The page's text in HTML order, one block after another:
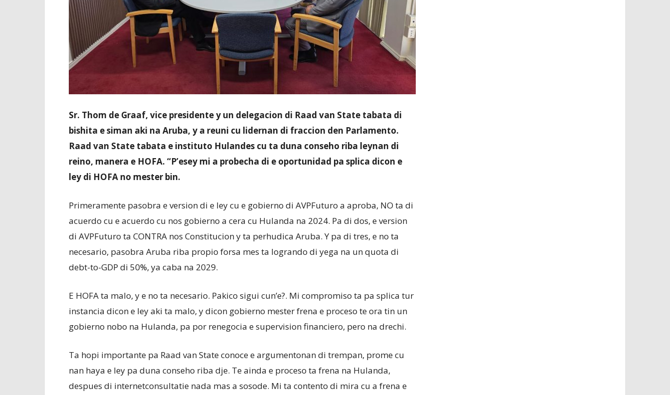
Sr. Thom de Graaf, vice presidente y un delegacion di Raad van State tabata di
bishita e siman aki na Aruba, y a reuni cu lidernan di fraccion den Parlamento.
Raad van State tabata e instituto Hulandes cu ta duna conseho riba leynan di
reino, manera e HOFA. “P’esey mi a probecha di e oportunidad pa splica dicon e
ley di HOFA no mester bin.
Primeramente pasobra e version di e ley cu e gobierno di AVPFuturo a aproba, NO ta di
acuerdo cu e acuerdo cu nos gobierno a cera cu Hulanda na 2024. Pa di dos, e version
di AVPFuturo ta CONTRA nos Constitucion y ta perhudica Aruba. Y pa di tres, e no ta
necesario, pasobra Aruba riba propio forsa mes ta logrando di yega na un quota di
debt-to-GDP di 50%, ya caba na 2029.
E HOFA ta malo, y e no ta necesario. Pakico sigui cun’e?. Mi compromiso ta pa splica tur
instancia dicon e ley aki ta malo, y dicon gobierno mester frena e proceso te ora tin un
gobierno nobo na Hulanda, pa por renegocia e supervision financiero, pero na drechi.
Ta hopi importante pa Raad van State conoce e argumentonan di trempan, prome cu
nan haya e ley pa duna conseho riba dje. Te ainda e proceso ta frena na Hulanda,
despues di internetconsultatie nada mas a sosode. Mi ta contento di mira cu a frena e